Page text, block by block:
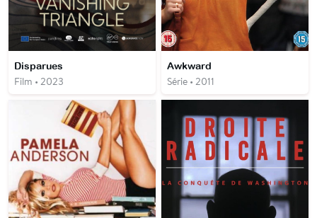
Disparues
Film • 2023
Awkward
Série • 2011